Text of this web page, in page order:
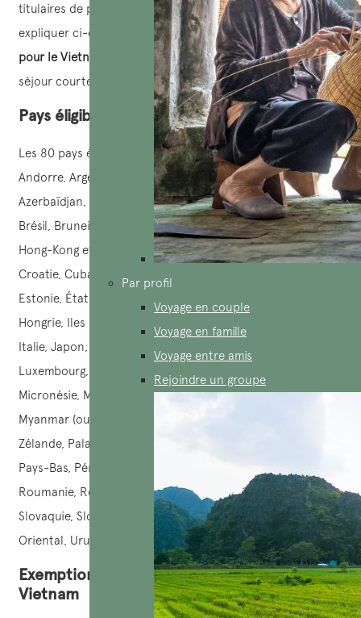
Par profil
Voyage en couple
Voyage en famille
Voyage entre amis
Rejoindre un groupe
titulaires de passeport de certains pays spécifiques,
expliquer ci-dessous, peuvent avoir des exemptions devisa
pour le Vietnam
(entrée sans visa) pendant une durée de
séjour courte, bien déterminée.
Pays éligible d’entrés
Les 80 pays éligibles à entrer au Vietnam sont : Allemagne,
Andorre, Argentine, Arménie, Australie, Autriche,
Azerbaïdjan, Belgique, Biélorussie, Bosnie-Herzégovine,
Brésil, Brunei, Bulgarie, Canada, Chili, Chine (y compris
Hong-Kong et Macau), Chypre, Colombie, Corée du Sud,
Croatie, Cuba, Danemark, Émirats arabes unis, Espagne,
Estonie, États-Unis, Fidji, Finlande, France, Géorgie, Grèce,
Hongrie, Iles Marshall, Iles Salomon, Inde, Irlande, Islande,
Italie, Japon, Kazakhstan, Lettonie, Lituanie, Liechtenstein,
Luxembourg, Macédoine du Nord, Malte, Mexique,
Micronésie, Moldavie, Monaco, Mongolie, Monténégro,
Myanmar (ou la Birmanie), Nauru, Norvège, Nouvelle-
Zélande, Palaos, Panama, Papouasie-Nouvelle-Guinée,
Pays-Bas, Pérou, Philippines, Pologne, Portugal, Qatar,
Roumanie, Royaume-Uni, Russie, Samoa, San Marin, Serbie,
Slovaquie, Slovénie, Suède, Suisse, Tchéquie, Timor
Oriental, Uruguay, Vanuatu et Venezuela.
Exemptions & Politiques préférentielles au
Vietnam